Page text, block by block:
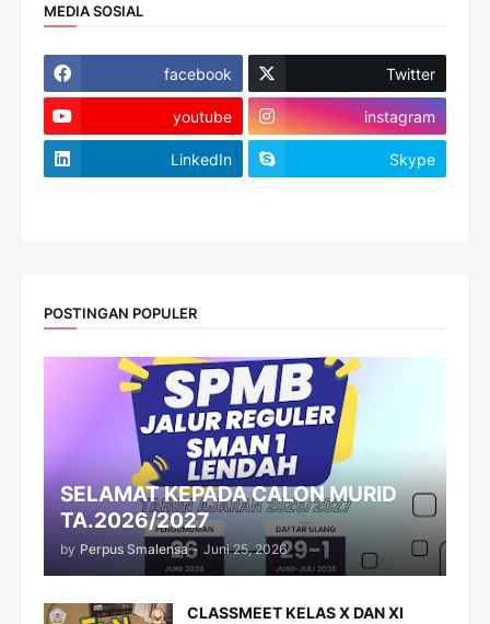
MEDIA SOSIAL
facebook Twitter
youtube instagram
LinkedIn Skype
POSTINGAN POPULER
SELAMAT KEPADA CALON MURID
TA.2026/2027
by Perpus Smalensa - Juni 25, 2026
CLASSMEET KELAS X DAN XI